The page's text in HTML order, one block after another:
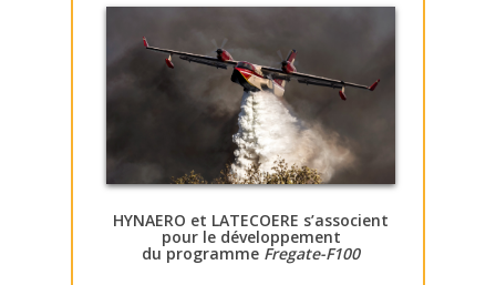
HYNAERO et LATECOERE s’associent
pour le développement
du programme Fregate-F100